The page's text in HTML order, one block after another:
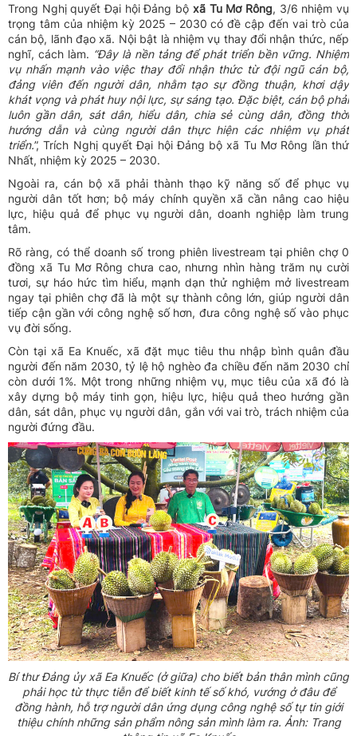
Trong Nghị quyết Đại hội Đảng bộ xã Tu Mơ Rông, 3/6 nhiệm vụ
trọng tâm của nhiệm kỳ 2025 – 2030 có đề cập đến vai trò của
cán bộ, lãnh đạo xã. Nội bật là nhiệm vụ thay đổi nhận thức, nếp
nghĩ, cách làm. “Đâylà nền tảng để phát triển bền vững. Nhiệm
vụ nhấn mạnh vào việc thay đổi nhận thức từ đội ngũ cán bộ,
đảng viên đến người dân, nhằm tạo sự đồng thuận, khơi dậy
khát vọng và phát huy nội lực, sự sáng tạo. Đặc biệt, cán bộ phải
luôn gần dân, sát dân, hiểu dân, chia sẻ cùng dân, đồng thời
hướng dẫn và cùng người dân thực hiện các nhiệm vụ phát
triển.”, Trích Nghị quyết Đại hội Đảng bộ xã Tu Mơ Rông lần thứ
Nhất, nhiệm kỳ 2025 – 2030.
Ngoài ra, cán bộ xã phải thành thạo kỹ năng số để phục vụ
người dân tốt hơn; bộ máy chính quyền xã cần nâng cao hiệu
lực, hiệu quả để phục vụ người dân, doanh nghiệp làm trung
tâm.
Rõ ràng, có thể doanh số trong phiên livestream tại phiên chợ 0
đồng xã Tu Mơ Rông chưa cao, nhưng nhìn hàng trăm nụ cười
tươi, sự háo hức tìm hiểu, mạnh dạn thử nghiệm mở livestream
ngay tại phiên chợ đã là một sự thành công lớn, giúp người dân
tiếp cận gần với công nghệ số hơn, đưa công nghệ số vào phục
vụ đời sống.
Còn tại xã Ea Knuếc, xã đặt mục tiêu thu nhập bình quân đầu
người đến năm 2030, tỷ lệ hộ nghèo đa chiều đến năm 2030 chỉ
còn dưới 1%. Một trong những nhiệm vụ, mục tiêu của xã đó là
xây dựng bộ máy tinh gọn, hiệu lực, hiệu quả theo hướng gần
dân, sát dân, phục vụ người dân, gắn với vai trò, trách nhiệm của
người đứng đầu.
Bí thư Đảng ủy xã Ea Knuếc (ở giữa) cho biết bản thân mình cũng
phải học từ thực tiễn để biết kinh tế số khó, vướng ở đâu để
đồng hành, hỗ trợ người dân ứng dụng công nghệ số tự tin giới
thiệu chính những sản phẩm nông sản mình làm ra. Ảnh: Trang